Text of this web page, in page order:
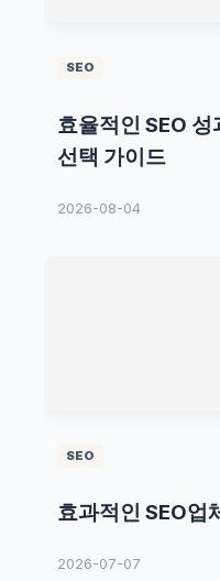
SEO
효율적인 SEO
선택 가이드
2026-08-04
SEO
효과적인 SEO업
2026-07-07